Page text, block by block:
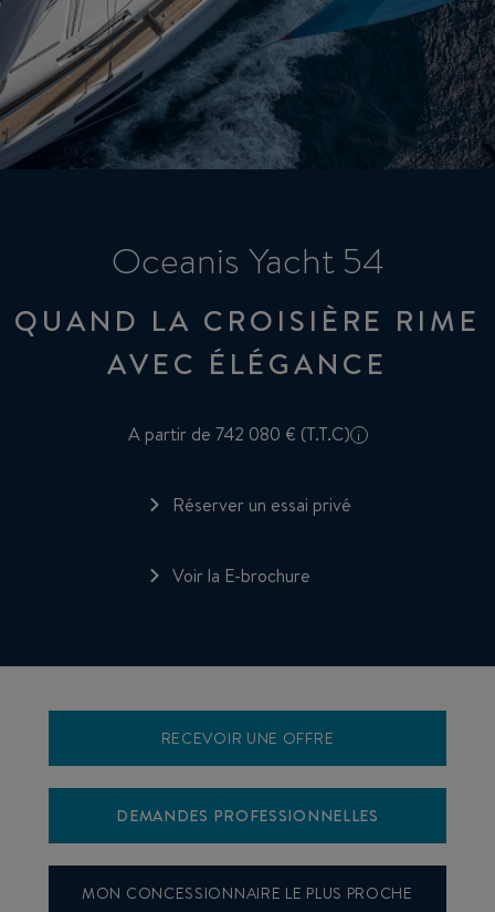
Oceanis Yacht 54
QUAND LA CROISIÈRE RIME
AVEC ÉLÉGANCE
A partir de 742 080 € (T.T.C) i
Réserver un essai privé
Voir la E-brochure
RECEVOIR UNE OFFRE
DEMANDES PROFESSIONNELLES
MON CONCESSIONNAIRE LE PLUS PROCHE